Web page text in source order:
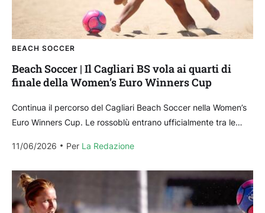
BEACH SOCCER
Beach Soccer | Il Cagliari BS vola ai quarti di
finale della Women’s Euro Winners Cup
Continua il percorso del Cagliari Beach Soccer nella Women’s
Euro Winners Cup. Le rossoblù entrano ufficialmente tra le
11/06/2026
Per La Redazione